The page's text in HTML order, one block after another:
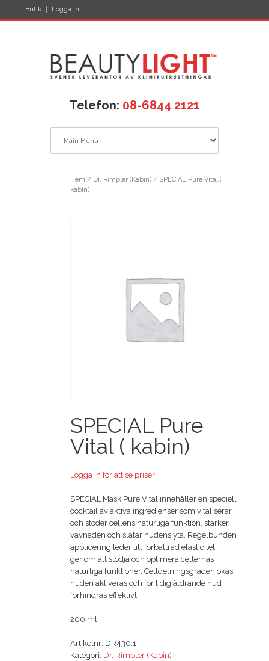
Butik Logga in
Telefon: 08-6844 2121
Hem / Dr. Rimpler (Kabin)/ SPECIAL Pure Vital (
kabin)
SPECIAL Pure
Vital ( kabin)
Logga in för att se priser
SPECIAL Mask Pure Vital innehåller en speciell
cocktail av aktiva ingredienser som vitaliserar
och stöder cellens naturliga funktion, stärker
vävnaden och slätar hudens yta. Regelbunden
applicering leder till förbättrad elasticitet
genom att stödja och optimera cellernas
naturliga funktioner. Celldelningsgraden ökas,
huden aktiveras och för tidig åldrande hud
förhindras effektivt.
200 ml
Artikelnr: DR430.1
Kategori: Dr. Rimpler (Kabin)